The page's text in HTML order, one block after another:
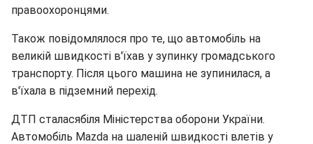
правоохоронцями.
Також повідомлялося про те, що автомобіль на
великій швидкості в'їхав у зупинку громадського
транспорту. Після цього машина не зупинилася, а
в'їхала в підземний перехід.
ДТП сталасябіля Міністерства оборони України.
Автомобіль Mazda на шаленій швидкості влетів у